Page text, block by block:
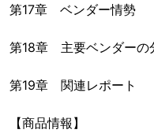
第17章 ベンダー情勢
第18章 主要ベンダーの
第19章 関連レポート
【商品情報】